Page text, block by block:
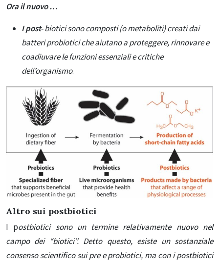
Ora il nuovo …
I post-biotici sono composti (o metaboliti) creati dai
batteri probiotici che aiutano a proteggere, rinnovare e
coadiuvare le funzioni essenziali e critiche
dell’organismo.
Altro sui postbiotici
I postbiotici sono un termine relativamente nuovo nel
campo dei “biotici”. Detto questo, esiste un sostanziale
consenso scientifico sui pre e probiotici, ma con i postbiotici